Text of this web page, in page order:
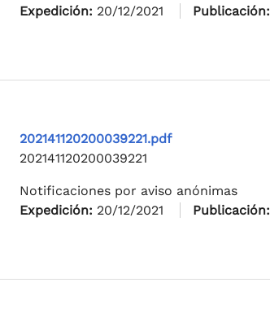
Expedición: 20/12/2021 Publicación:
202141120200039221.pdf
202141120200039221
Notificaciones por aviso anónimas
Expedición: 20/12/2021 Publicación: